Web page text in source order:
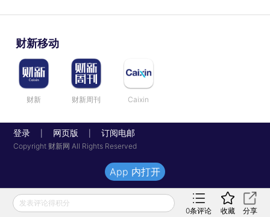
财新移动
财新 财新周刊 Caixin
登录 网页版 订阅电邮
Copyright 财新网 All Rights Reserved
发表评论得积分
0条评论 收藏 分享
App 内打开